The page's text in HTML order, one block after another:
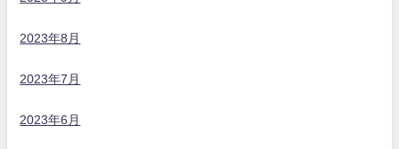
2023年8月
2023年7月
2023年6月